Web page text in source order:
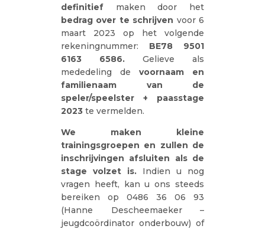
definitief maken door het
bedrag over te schrijven voor 6
maart 2023 op het volgende
rekeningnummer: BE78 9501
6163 6586. Gelieve als
mededeling de voornaam en
familienaam van de
speler/speelster + paasstage
2023te vermelden.
We maken kleine
trainingsgroepen en zullen de
inschrijvingen afsluiten als de
stage volzet is. Indien u nog
vragen heeft, kan u ons steeds
bereiken op 0486 36 06 93
(Hanne Descheemaeker –
jeugdcoördinator onderbouw) of